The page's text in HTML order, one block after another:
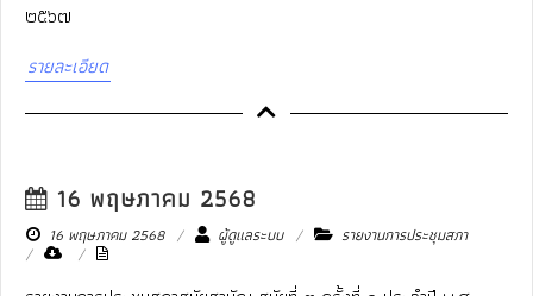
๒๕๖๗
รายละเอียด
16 พฤษภาคม 2568
16 พฤษภาคม 2568 ผู้ดูแลระบบ รายงานการประชุมสภา